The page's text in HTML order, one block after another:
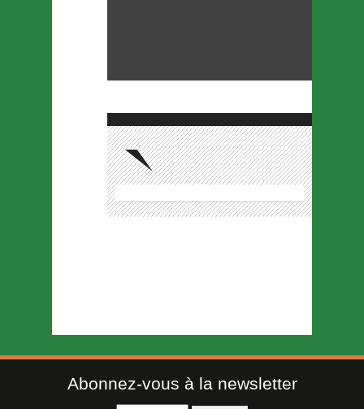
Abonnez-vous à la newsletter